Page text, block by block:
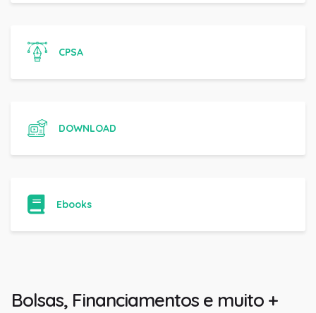
CPSA
DOWNLOAD
Ebooks
Bolsas, Financiamentos e muito +